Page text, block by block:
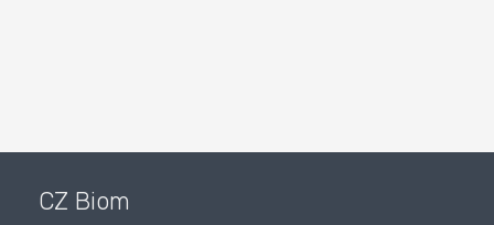
CZ Biom